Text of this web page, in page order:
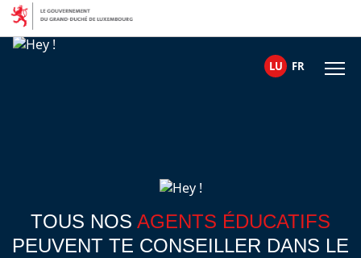
Skip to content
LU FR
TOUS NOS AGENTS ÉDUCATIFS
PEUVENT TE CONSEILLER DANS LE